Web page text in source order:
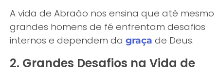
A vida de Abraão nos ensina que até mesmo
grandes homens de fé enfrentam desafios
internos e dependem da graça de Deus.
2. Grandes Desafios na Vida de